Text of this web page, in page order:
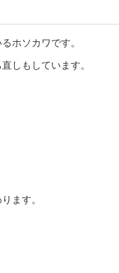
ホソカワです。
しもしています。
ます。